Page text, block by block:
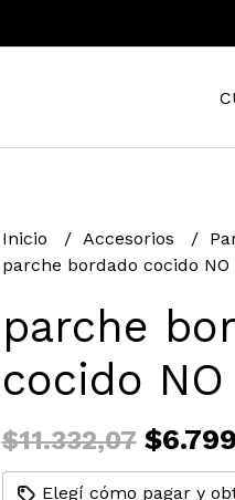
Inicio Accesorios
parche bordado cocido NO
parche
cocido NO
$11.332,07
Elegí cómo pagar y